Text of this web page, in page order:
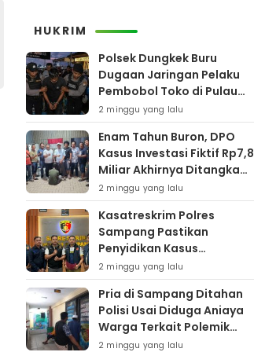
HUKRIM
Polsek Dungkek Buru
Dugaan Jaringan Pelaku
Pembobol Toko di Pulau
Gili Iyang
2 minggu yang lalu
Enam Tahun Buron, DPO
Kasus Investasi Fiktif Rp7,8
Miliar Akhirnya Ditangkap
Polres Pamekasan
2 minggu yang lalu
Kasatreskrim Polres
Sampang Pastikan
Penyidikan Kasus
Rudapaksa Anak Berjalan
Sesuai Fakta Hukum
2 minggu yang lalu
Pria di Sampang Ditahan
Polisi Usai Diduga Aniaya
Warga Terkait Polemik
Bansos
2 minggu yang lalu